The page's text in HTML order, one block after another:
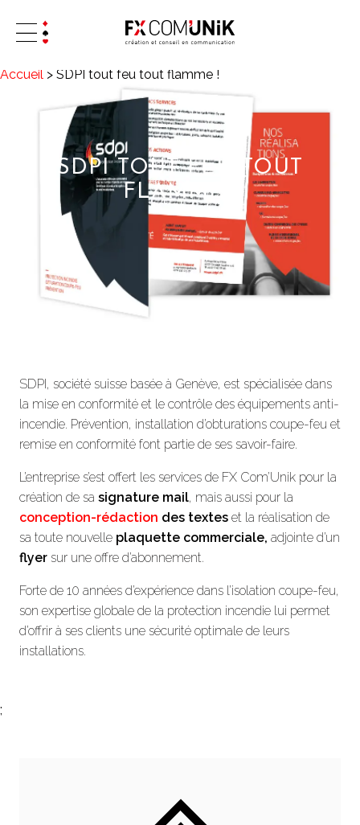
Accueil > SDPI tout feu tout flamme !
SDPI TOUT FEU TOUT
FLAMME !
SDPI, société suisse basée à Genève, est spécialisée dans
la mise en conformité et le contrôle des équipements anti-
incendie. Prévention, installation d’obturations coupe-feu et
remise en conformité font partie de ses savoir-faire.
L’entreprise s’est offert les services de FX Com’Unik pour la
création de sa signature mail, mais aussi pour la
conception-rédaction des textes et la réalisation de
sa toute nouvelle plaquette commerciale, adjointe d’un
flyer sur une offre d’abonnement.
Forte de 10 années d’expérience dans l’isolation coupe-feu,
son expertise globale de la protection incendie lui permet
d’offrir à ses clients une sécurité optimale de leurs
installations.
;